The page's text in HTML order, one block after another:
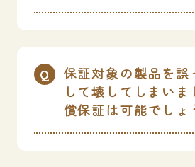
保証対象の製品を誤
して壊してしまいま
償保証は可能でしょ